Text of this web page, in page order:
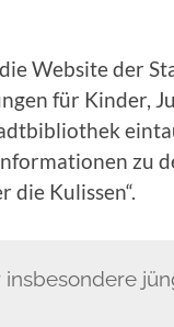
Website der
für Kinder,
zu
die Kulissen“.